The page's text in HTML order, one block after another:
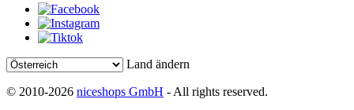
Land ändern
© 2010-2026 niceshops GmbH - All rights reserved.